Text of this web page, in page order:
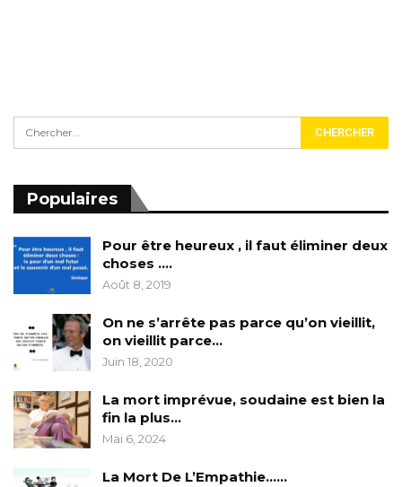
Populaires
Pour être heureux , il faut éliminer deux
choses ….
Août 8, 2019
On ne s’arrête pas parce qu’on vieillit,
on vieillit parce…
Juin 18, 2020
La mort imprévue, soudaine est bien la
fin la plus…
Mai 6, 2024
La Mort De L’Empathie……